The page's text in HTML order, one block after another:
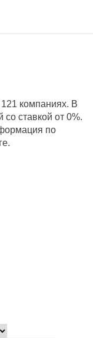
компаниях. В
ставкой от 0%.
по